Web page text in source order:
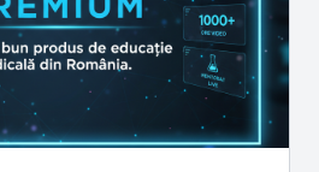
conținut
tuturor webinariilor incluse
oricând și de oriunde